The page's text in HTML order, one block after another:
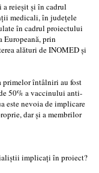
a reieșit și în cadrul
medicali, în județele
în cadrul proiectului
Europeană, prin
alături de INOMED și
primelor întâlniri au fost
50% a vaccinului anti-
este nevoia de implicare
dar și a membrilor
implicați în proiect?